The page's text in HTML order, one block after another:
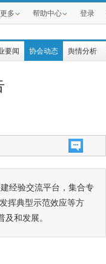
更多 帮助中心 登录
要闻 协会动态 舆情分析
经验交流平台，集合专
挥典型示范效应等方
和发展。